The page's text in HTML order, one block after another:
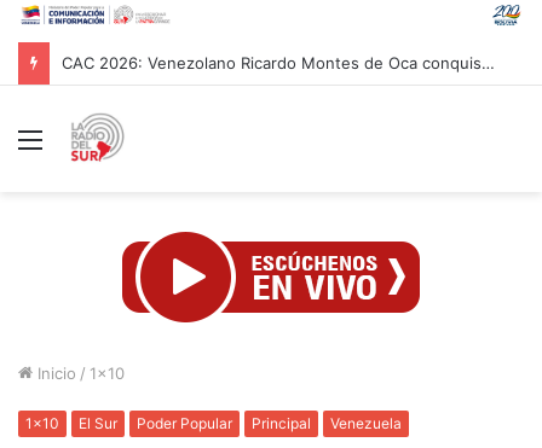
CAC 2026: Venezolano Ricardo Montes de Oca conquista Oro en salto con pértiga
Menú
Inicio / 1x10
1x10 El Sur Poder Popular Principal Venezuela